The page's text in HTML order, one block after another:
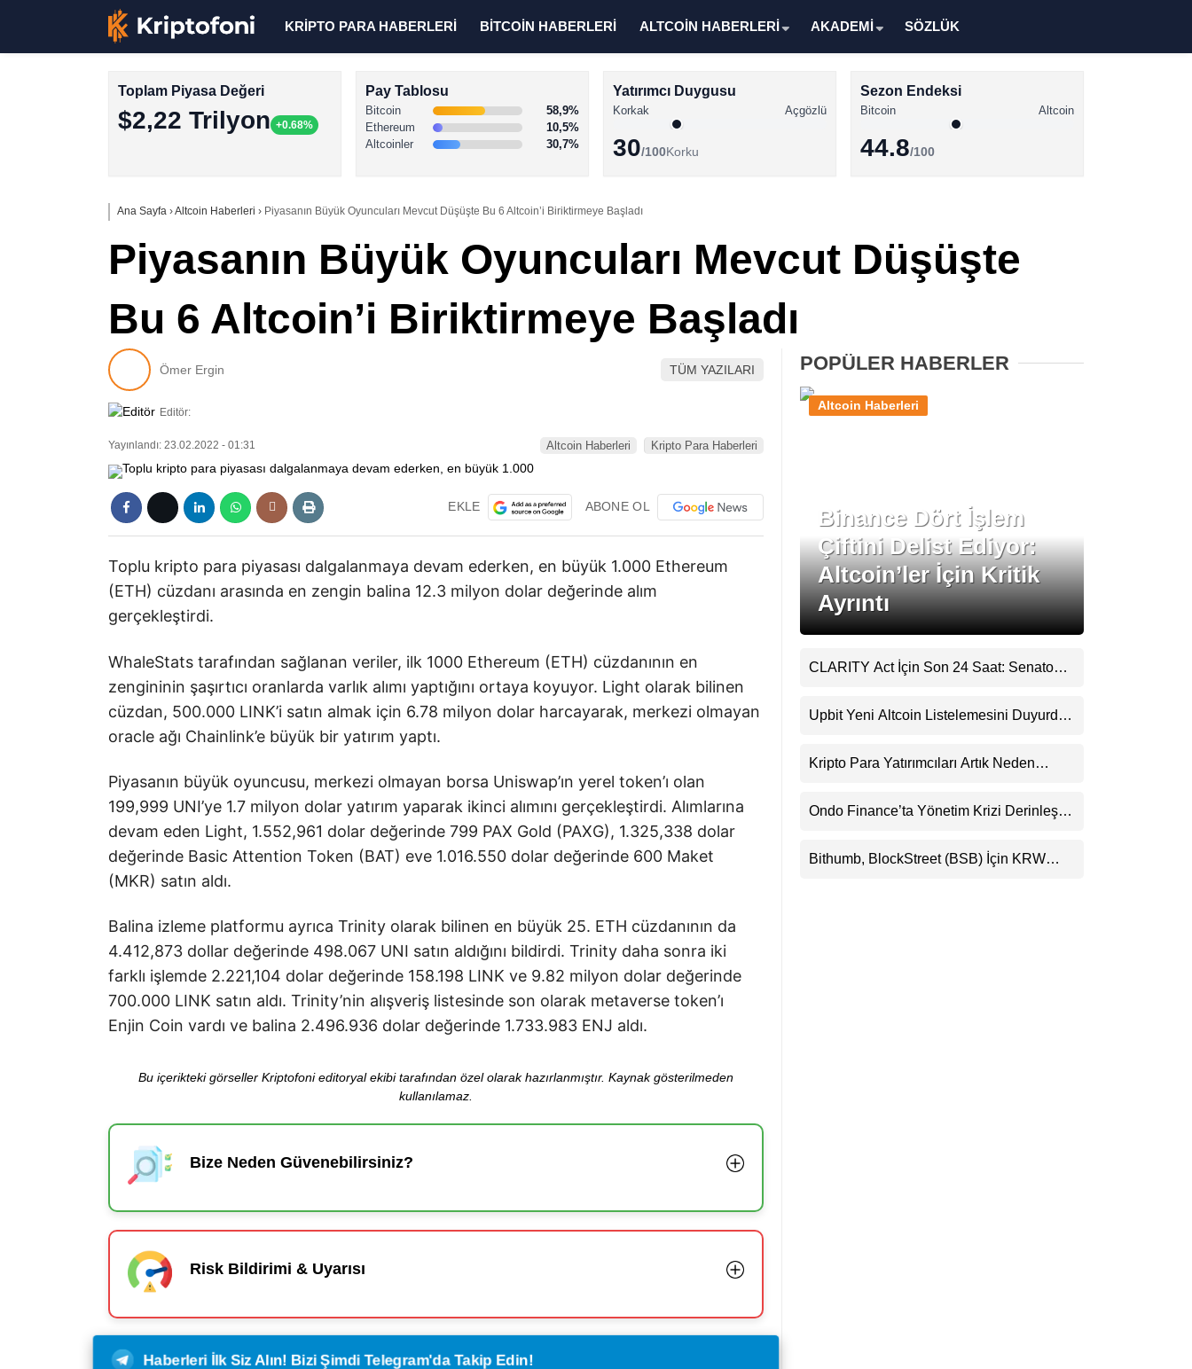
Altcoin Haberleri
XRP Haberleri
LinkedIn
Telegram
KRİPTO PARA HABERLERİ BİTCOİN HABERLERİ ALTCOİN HABERLERİ AKADEMİ SÖZLÜK
Toplam Piyasa Değeri
$2,22 Trilyon +0.68%
Pay Tablosu
Bitcoin
58,9%
Ethereum
10,5%
Altcoinler
30,7%
Yatırımcı Duygusu
Korkak Açgözlü
30/100Korku
Sezon Endeksi
Bitcoin Altcoin
44.8/100
Ana Sayfa ›Altcoin Haberleri › Piyasanın Büyük Oyuncuları Mevcut Düşüşte Bu 6 Altcoin’i Biriktirmeye Başladı
Piyasanın Büyük Oyuncuları Mevcut Düşüşte
Bu 6 Altcoin’i Biriktirmeye Başladı
Ömer Ergin TÜM YAZILARI
Editör:
Yayınlandı: 23.02.2022 - 01:31 Altcoin Haberleri Kripto Para Haberleri
EKLE ABONE OL
Toplu kripto para piyasası dalgalanmaya devam ederken, en büyük 1.000 Ethereum
(ETH) cüzdanı arasında en zengin balina 12.3 milyon dolar değerinde alım
gerçekleştirdi.
WhaleStats tarafından sağlanan veriler, ilk 1000 Ethereum (ETH) cüzdanının en
zengininin şaşırtıcı oranlarda varlık alımı yaptığını ortaya koyuyor. Light olarak bilinen
cüzdan, 500.000 LINK’i satın almak için 6.78 milyon dolar harcayarak, merkezi olmayan
oracle ağı Chainlink’e büyük bir yatırım yaptı.
Piyasanın büyük oyuncusu, merkezi olmayan borsa Uniswap’ın yerel token’ı olan
199,999 UNI’ye 1.7 milyon dolar yatırım yaparak ikinci alımını gerçekleştirdi. Alımlarına
devam eden Light, 1.552,961 dolar değerinde 799 PAX Gold (PAXG), 1.325,338 dolar
değerinde Basic Attention Token (BAT) eve 1.016.550 dolar değerinde 600 Maket
(MKR) satın aldı.
Balina izleme platformu ayrıca Trinity olarak bilinen en büyük 25. ETH cüzdanının da
4.412,873 dollar değerinde 498.067 UNI satın aldığını bildirdi. Trinity daha sonra iki
farklı işlemde 2.221,104 dolar değerinde 158.198 LINK ve 9.82 milyon dolar değerinde
700.000 LINK satın aldı. Trinity’nin alışveriş listesinde son olarak metaverse token’ı
Enjin Coin vardı ve balina 2.496.936 dolar değerinde 1.733.983 ENJ aldı.
Bu içerikteki görseller Kriptofoni editoryal ekibi tarafından özel olarak hazırlanmıştır. Kaynak gösterilmeden
kullanılamaz.
Bize Neden Güvenebilirsiniz?
Risk Bildirimi & Uyarısı
Haberleri İlk Siz Alın! Bizi Şimdi Telegram'da Takip Edin!
POPÜLER HABERLER
Binance Dört İşlem
Çiftini Delist Ediyor:
Altcoin’ler İçin Kritik
Ayrıntı
Altcoin Haberleri
CLARITY Act İçin Son 24 Saat: Senato
Beklentisini Bozabilir
Upbit Yeni Altcoin Listelemesini Duyurdu:
Görecek
Kripto Para Yatırımcıları Artık Neden
Ondo Finance’ta Yönetim Krizi Derinleşti:
Kontrolü Mahkemeye Taşındı
Bithumb, BlockStreet (BSB) İçin KRW